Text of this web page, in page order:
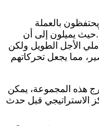
بالعملة
مكان بين ثلاثة إلى 12 شهراً.حيث يميلون إلى أن
الأجل الطويل ولكن
مما يجعل تحركاتهم
هذه المجموعة، يمكن
الاستراتيجي قبل حدث